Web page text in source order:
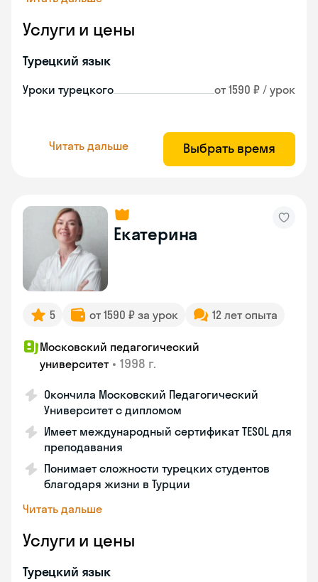
Услуги и цены
Турецкий язык
Уроки турецкого от 1590 ₽ / урок
Читать дальше Выбрать время
Екатерина
5 от 1590 ₽ за урок 12 лет опыта
Московский педагогический
университет • 1998 г.
Окончила Московский Педагогический
Университет с дипломом
Имеет международный сертификат TESOL для
преподавания
Понимает сложности турецких студентов
благодаря жизни в Турции
Читать дальше
Услуги и цены
Турецкий язык